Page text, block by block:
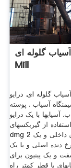
آسیاب گلوله ای / Ball
Mill
گلوله ای. درایو
آسیاب . پوسته
آسیابها با یک درایو
از گیربکسهای
dmg 2 با دو پینیون داخلی و یک
دنده اصلی و یا یک
و یک پینیون برای
با قطر کمتر راه